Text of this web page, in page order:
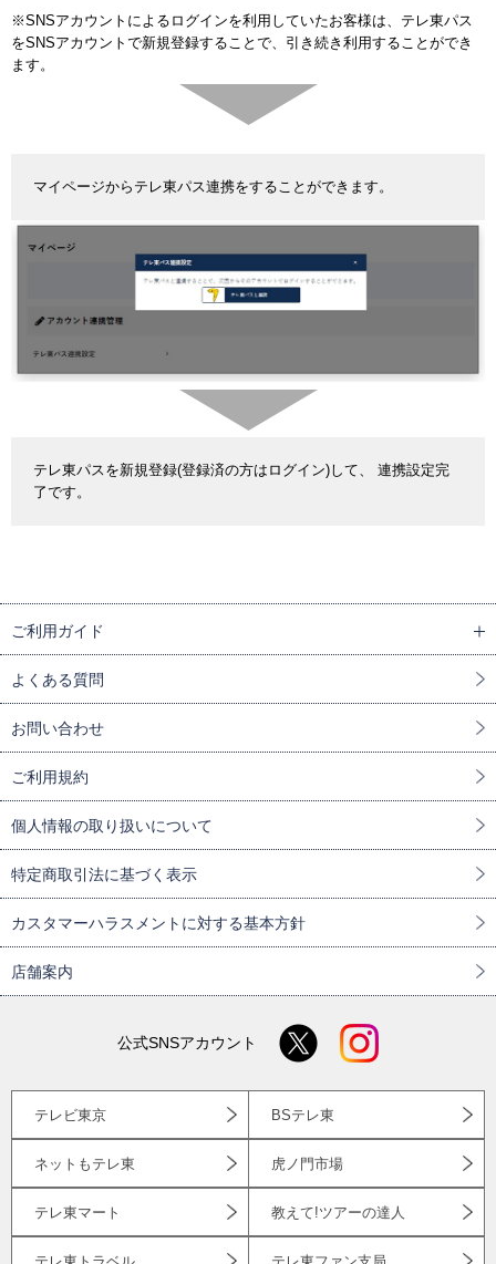
※SNSアカウントによるログインを利用していたお客様は、テレ東パス
をSNSアカウントで新規登録することで、引き続き利用することができ
ます。
マイページからテレ東パス連携をすることができます。
テレ東パスを新規登録(登録済の方はログイン)して、 連携設定完
了です。
ご利用ガイド
よくある質問
お問い合わせ
ご利用規約
個人情報の取り扱いについて
特定商取引法に基づく表示
カスタマーハラスメントに対する基本方針
店舗案内
公式SNSアカウント
テレビ東京 BSテレ東
ネットもテレ東 虎ノ門市場
テレ東マート 教えて!ツアーの達人